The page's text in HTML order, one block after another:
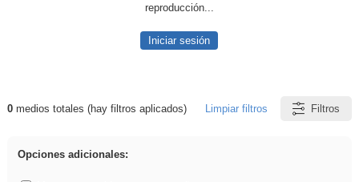
reproducción...
Iniciar sesión
Resultados de: realista
0medios totales (hay filtros aplicados) Limpiar filtros Filtros
Opciones adicionales: